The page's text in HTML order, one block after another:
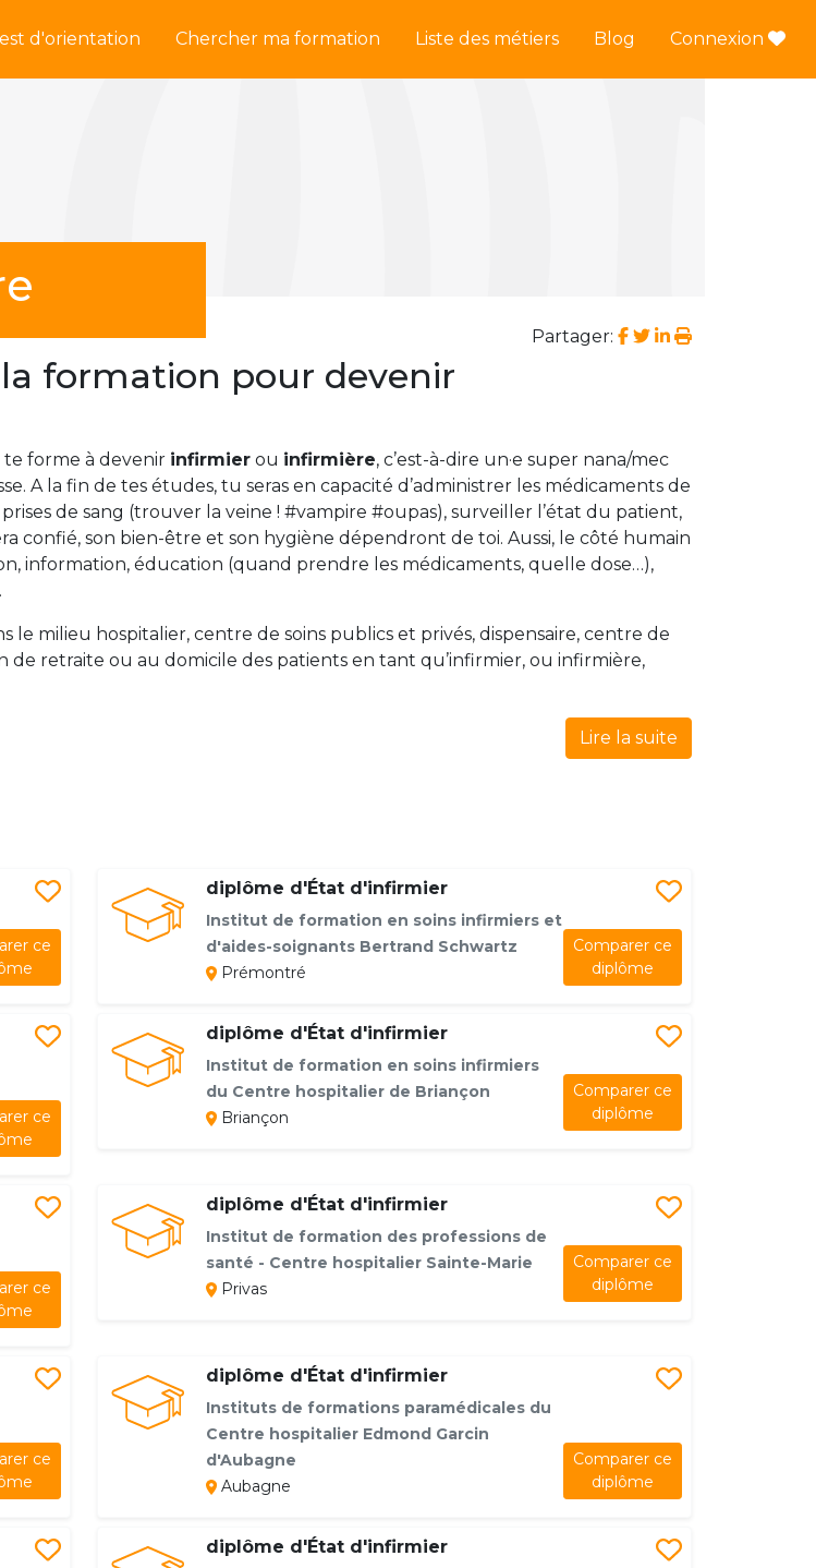
d'orientation Chercher ma formation Liste des métiers Blog Connexion
Partager:
formation pour devenir
te forme à devenir infirmier ou infirmière, c’est-à-dire un·e super nana/mec
A la fin de tes études, tu seras en capacité d’administrer les médicaments de
de sang (trouver la veine ! #vampire #oupas), surveiller l’état du patient,
confié, son bien-être et son hygiène dépendront de toi. Aussi, le côté humain
information, éducation (quand prendre les médicaments, quelle dose…),
le milieu hospitalier, centre de soins publics et privés, dispensaire, centre de
retraite ou au domicile des patients en tant qu’infirmier, ou infirmière,
Lire la suite
ce
diplôme d'État d'infirmier
Institut de formation en soins infirmiers et
d'aides-soignants Bertrand Schwartz
Prémontré
Comparer ce
diplôme
ce
diplôme d'État d'infirmier
Institut de formation en soins infirmiers
du Centre hospitalier de Briançon
Briançon
Comparer ce
diplôme
ce
diplôme d'État d'infirmier
Institut de formation des professions de
santé - Centre hospitalier Sainte-Marie
Privas
Comparer ce
diplôme
ce
diplôme d'État d'infirmier
Instituts de formations paramédicales du
Centre hospitalier Edmond Garcin
d'Aubagne
Aubagne
Comparer ce
diplôme
diplôme d'État d'infirmier